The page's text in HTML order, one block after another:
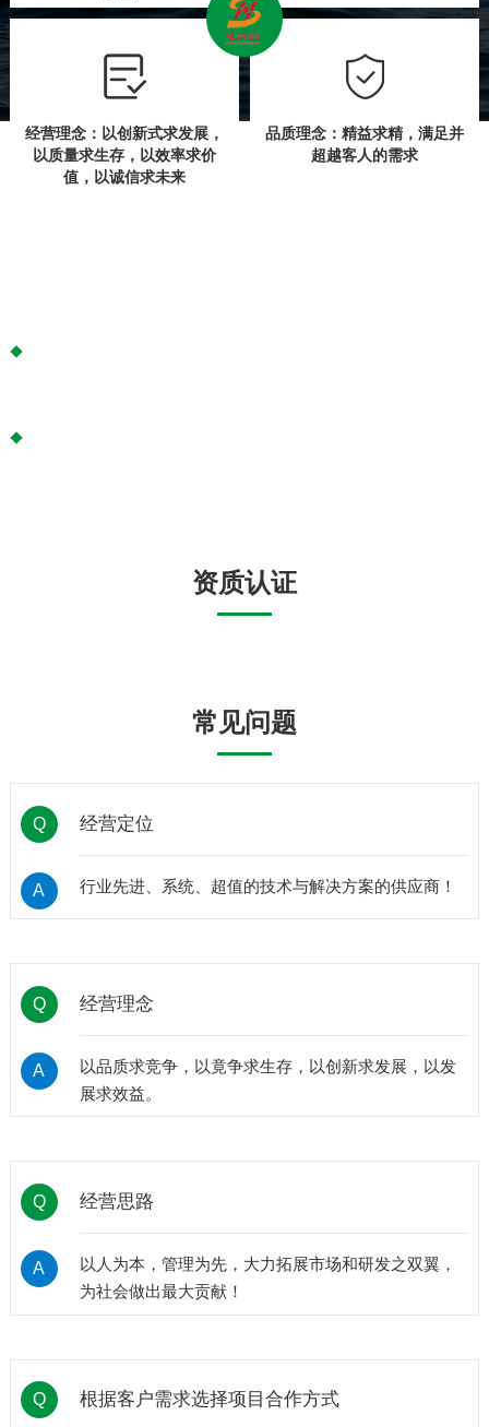
经营理念：以创新式求发展，
以质量求生存，以效率求价
值，以诚信求未来
品质理念：精益求精，满足并
超越客人的需求
资质认证
常见问题
Q 经营定位
A 行业先进、系统、超值的技术与解决方案的供应商！
Q 经营理念
A
以品质求竞争，以竟争求生存，以创新求发展，以发
展求效益。
Q 经营思路
A
以人为本，管理为先，大力拓展市场和研发之双翼，
为社会做出最大贡献！
Q 根据客户需求选择项目合作方式